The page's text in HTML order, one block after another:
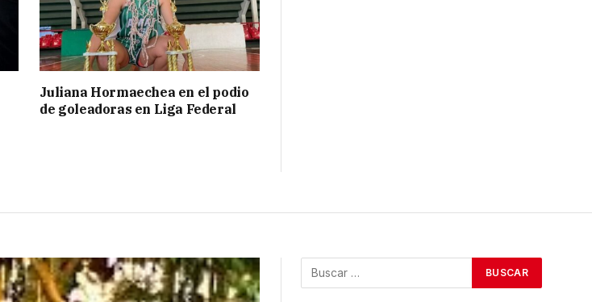
Juliana Hormaechea en el podio
de goleadoras en Liga Federal